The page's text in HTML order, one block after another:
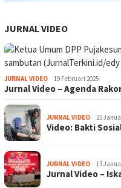
JURNAL VIDEO
JURNAL VIDEO 19 Februari 2025
Jurnal Video – Agenda
JURNAL VIDEO 25
Video: Bakti
JURNAL VIDEO 13
Jurnal Video –